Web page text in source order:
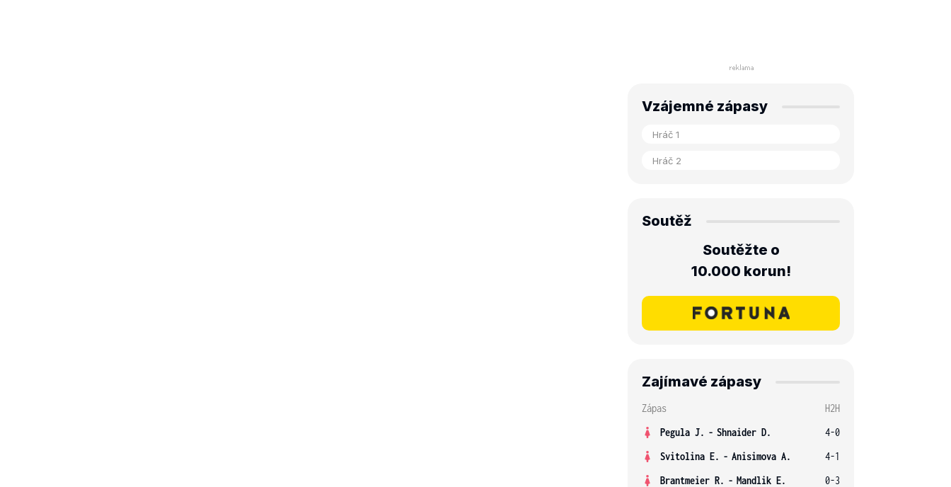
Vzájemné zápasy
Soutěž
Soutěžte o
10.000 korun!
Zajímavé zápasy
Zápas
H2H
Pegula J. - Shnaider D.
4-0
Svitolina E. - Anisimova A.
4-1
Brantmeier R. - Mandlik E.
0-3